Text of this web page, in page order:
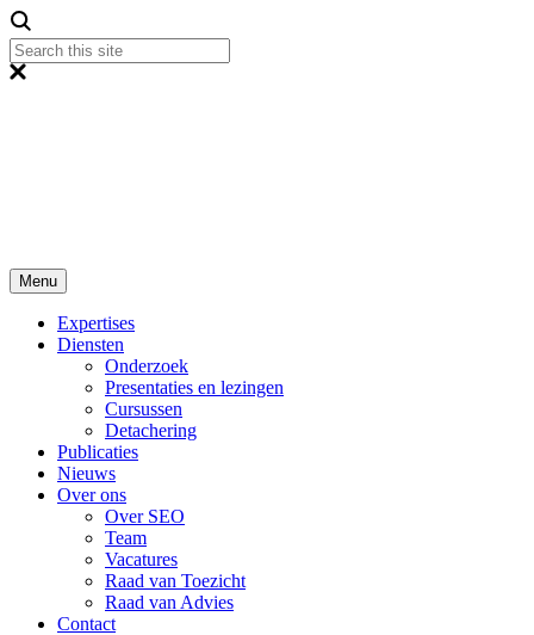
Menu
Expertises
Diensten
Onderzoek
Presentaties en lezingen
Cursussen
Detachering
Publicaties
Nieuws
Over ons
Over SEO
Team
Vacatures
Raad van Toezicht
Raad van Advies
Contact